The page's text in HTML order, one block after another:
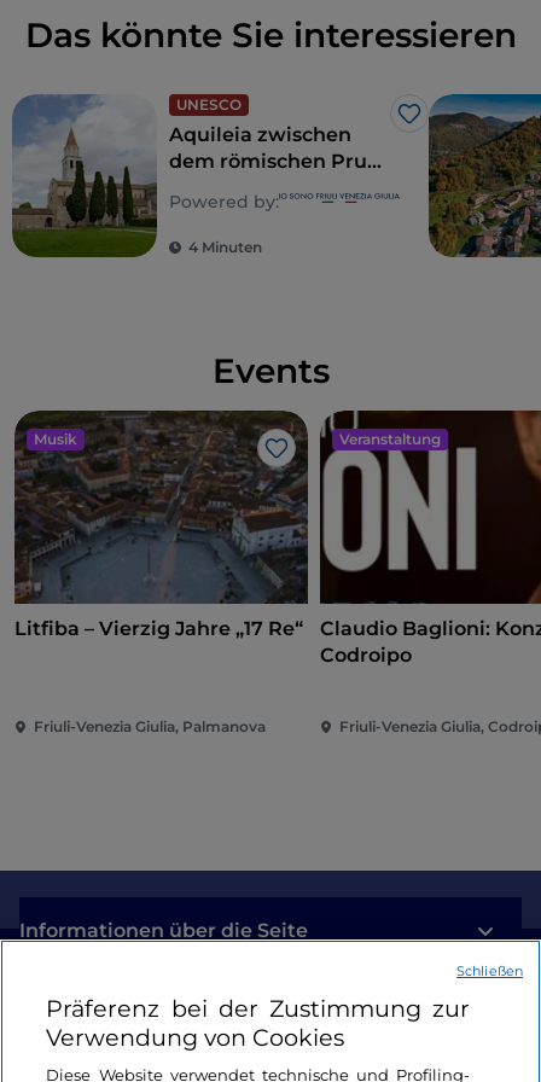
bewohnt blieb.
Das könnte Sie interessieren
UNESCO
Like
Aquileia zwischen
dem römischen Prunk
und den Zeichen des
Christentums
Powered by:
4 Minuten
Events
Musik
Like
Litfiba – Vierzig Jahre „17 Re“
Friuli-Venezia Giulia, Palmanova
Veranstaltung
Claudio Baglioni:
Codroipo
Friuli-Venezia Giulia,
Informationen über die Seite
Nützliche Links
Login
Präferenz bei der Zustimmung zur
Verwendung von Cookies
Diese Website verwendet technische und Profiling-
Schließen